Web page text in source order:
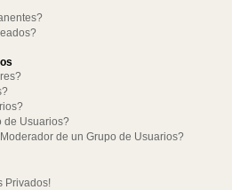
Usuarios?
de un Grupo de Usuarios?
Privados!